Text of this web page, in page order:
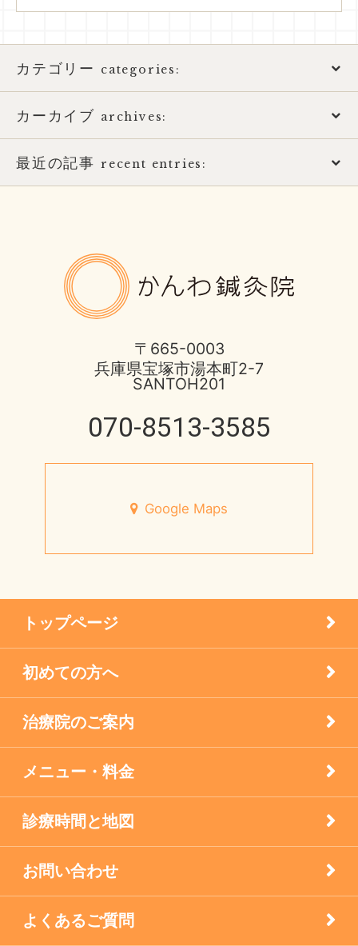
カテゴリー categories:
アトピー性皮膚炎
おススメ書籍
ほっとひと息
円形脱毛症
未分類
疾患
眼科の鍼灸
膝痛治療
西宮市のお店
逆子の鍼灸
カーカイブ archives:
2026年
最近の記事 recent entries:
8月営業日のお知らせ
酷暑に負けない体つくり
未来の健康を支える
宝塚市 メニエール病 20代 女性
メニエル病・突発性難聴のケア
〒665-0003
兵庫県宝塚市湯本町2-7
SANTOH201
070-8513-3585
Google Maps
トップページ
初めての方へ
治療院のご案内
メニュー・料金
診療時間と地図
お問い合わせ
よくあるご質問